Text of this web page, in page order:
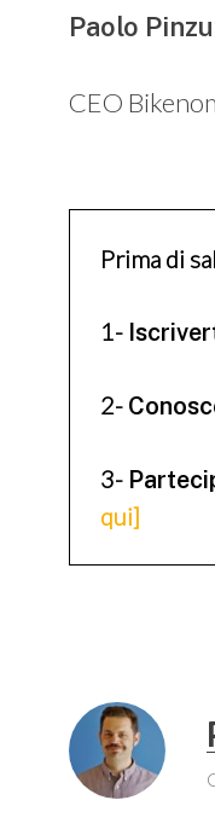
Paolo
CEO
Prima di
1-
2-
3-
qui]